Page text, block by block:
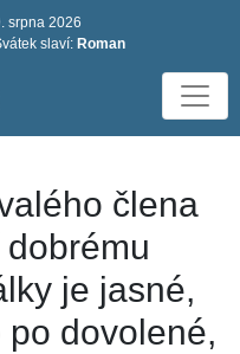
srpna 2026
slaví: Roman
člena
je jasné,
dovolené,